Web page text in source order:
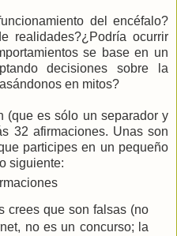
del encéfalo?
realidades?¿Podría ocurrir
se base en un
decisiones sobre la
en mitos?
(que es sólo un separador y
32 afirmaciones. Unas son
participes en un pequeño
siguiente:
crees que son falsas (no
no es un concurso; la